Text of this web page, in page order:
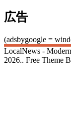
広告
(adsbygoogle =
LocalNews -
2026.. Free Theme